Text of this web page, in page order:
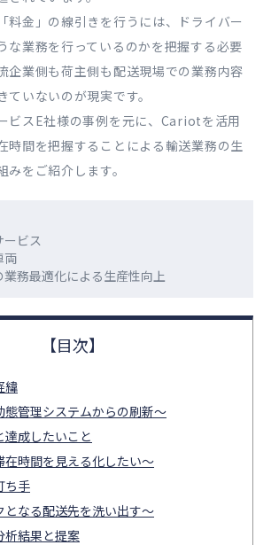
料金」の線引きを行うには、ドライバー
な業務を行っているのかを把握する必要
企業側も荷主側も配送現場での業務内容
いないのが現実です。
ビスE社様の事例を元に、Cariotを活用
時間を把握することによる輸送業務の生
をご紹介します。
ービス
両
務最適化による生産性向上
緯
管理システムからの刷新～
達成したいこと
時間を見える化したい～
ち手
なる配送先を洗い出す～
析結果と提案